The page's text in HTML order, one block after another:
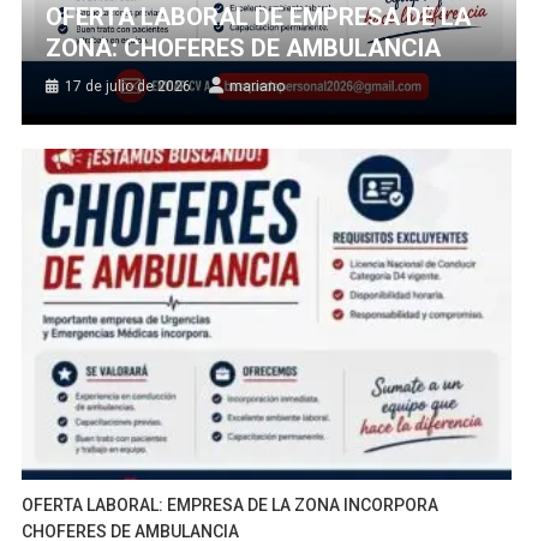
OFERTA LABORAL DE EMPRESA DE LA
ZONA: CHOFERES DE AMBULANCIA
17 de julio de 2026 mariano
OFERTA LABORAL: EMPRESA DE LA ZONA INCORPORA
CHOFERES DE AMBULANCIA